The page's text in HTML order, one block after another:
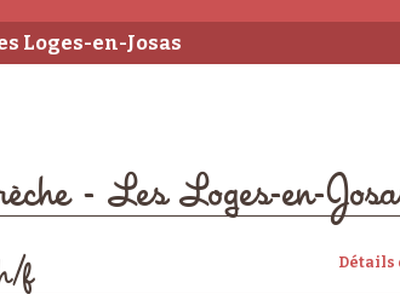
Loges-en-Josas
- Les Loges-en-
Détails
f